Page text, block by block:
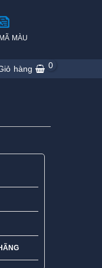
MÀU
hàng 0